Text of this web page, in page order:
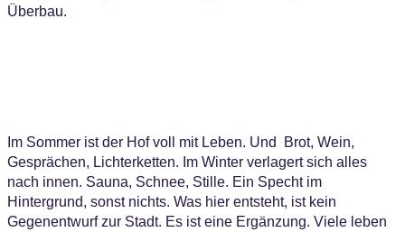
Überbau.
Im Sommer ist der Hof voll mit Leben. Und Brot, Wein,
Gesprächen, Lichterketten. Im Winter verlagert sich alles
nach innen. Sauna, Schnee, Stille. Ein Specht im
Hintergrund, sonst nichts. Was hier entsteht, ist kein
Gegenentwurf zur Stadt. Es ist eine Ergänzung. Viele leben